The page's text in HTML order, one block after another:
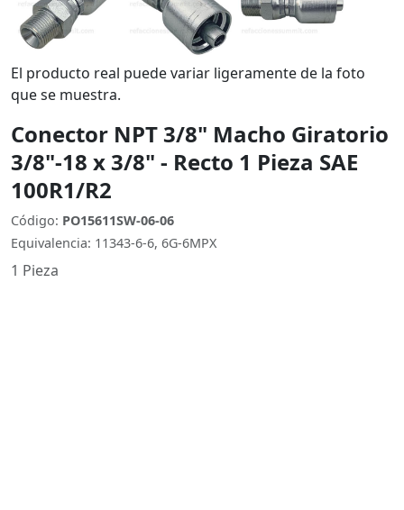
El producto real puede variar ligeramente de la foto
que se muestra.
Conector NPT 3/8" Macho Giratorio
3/8"-18 x 3/8" - Recto 1 Pieza SAE
100R1/R2
Código: PO15611SW-06-06
Equivalencia: 11343-6-6, 6G-6MPX
1 Pieza